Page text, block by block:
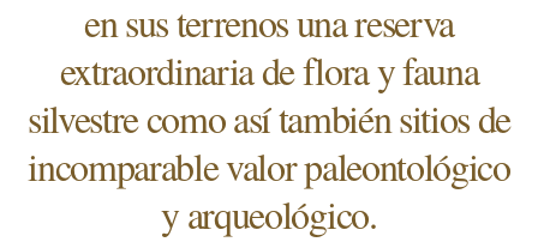
en sus terrenos una reserva
extraordinaria de flora y fauna
silvestre como así también sitios de
incomparable valor paleontológico
y arqueológico.